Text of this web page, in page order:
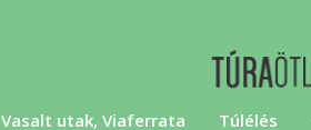
Vasalt utak, Viaferrata Túlélés